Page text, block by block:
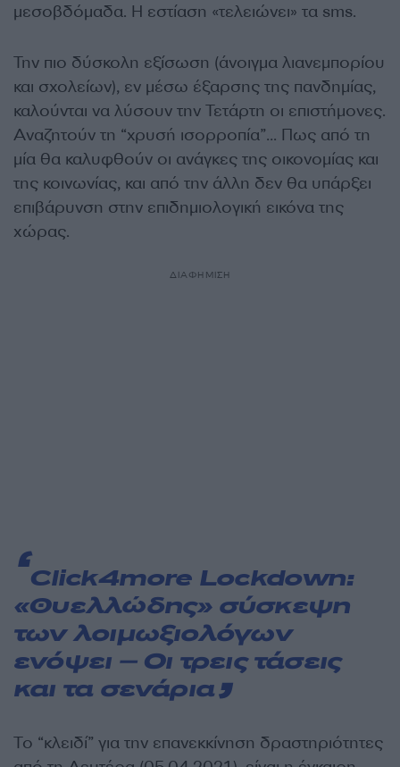
μεσοβδόμαδα. Η εστίαση «τελειώνει» τα sms.
Την πιο δύσκολη εξίσωση (άνοιγμα λιανεμπορίου
και σχολείων), εν μέσω έξαρσης της πανδημίας,
καλούνται να λύσουν την Τετάρτη οι επιστήμονες.
Αναζητούν τη “χρυσή ισορροπία”… Πως από τη
μία θα καλυφθούν οι ανάγκες της οικονομίας και
της κοινωνίας, και από την άλλη δεν θα υπάρξει
επιβάρυνση στην επιδημιολογική εικόνα της
χώρας.
ΔΙΑΦΗΜΙΣΗ
Click4more Lockdown:
«Θυελλώδης» σύσκεψη
των λοιμωξιολόγων
ενόψει – Οι τρεις τάσεις
και τα σενάρια
Το “κλειδί” για την επανεκκίνηση δραστηριότητες